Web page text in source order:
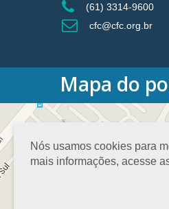
Nós usamos cookies para
mais informações, acesse
(61) 3314-9600
cfc@cfc.org.br
Mapa do
HOME
O CONSELHO
Conselho Diretor
Nossa Sede
Planejamento